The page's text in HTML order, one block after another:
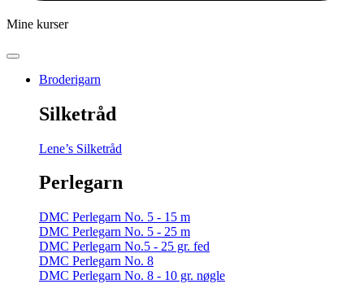
Mine kurser
Broderigarn
Silketråd
Lene’s Silketråd
Perlegarn
DMC Perlegarn No. 5 - 15 m
DMC Perlegarn No. 5 - 25 m
DMC Perlegarn No.5 - 25 gr. fed
DMC Perlegarn No. 8
DMC Perlegarn No. 8 - 10 gr. nøgle